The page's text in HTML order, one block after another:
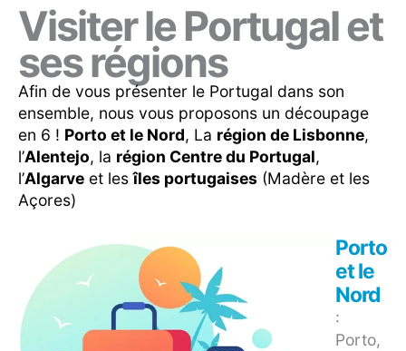
Visiter le Portugal et
ses régions
Afin de vous présenter le Portugal dans son
ensemble, nous vous proposons un découpage
en 6 ! Porto et le Nord, La région de Lisbonne,
l’Alentejo, la région Centre du Portugal,
l’Algarve et lesîles portugaises (Madère et les
Açores)
Porto
et le
Nord
:
Porto,